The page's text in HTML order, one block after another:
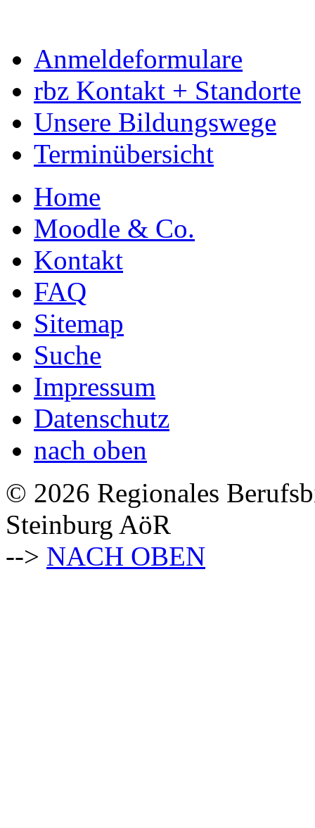
Anmeldeformulare
rbz Kontakt + Standorte
Unsere Bildungswege
Terminübersicht
Home
Moodle & Co.
Kontakt
FAQ
Sitemap
Suche
Impressum
Datenschutz
nach oben
© 2026 Regionales
Steinburg AöR
--> NACH OBEN